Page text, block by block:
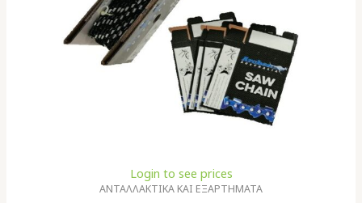
Login to see prices
ΑΝΤΑΛΛΑΚΤΙΚΑ ΚΑΙ ΕΞΑΡΤΗΜΑΤΑ